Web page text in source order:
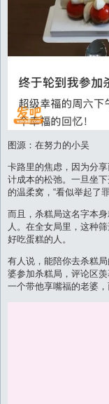
图源：在努力的小吴
卡路里的焦虑，因为分
计成本的松弛。一旦坐
的温柔窝，“看似举起了
而且，杀糕局这名字本
人。在全女局里，这种
好吃蛋糕的人。
有人说，能陪你去杀糕
婆参加杀糕局，评论区
一个带他享嘴福的老婆